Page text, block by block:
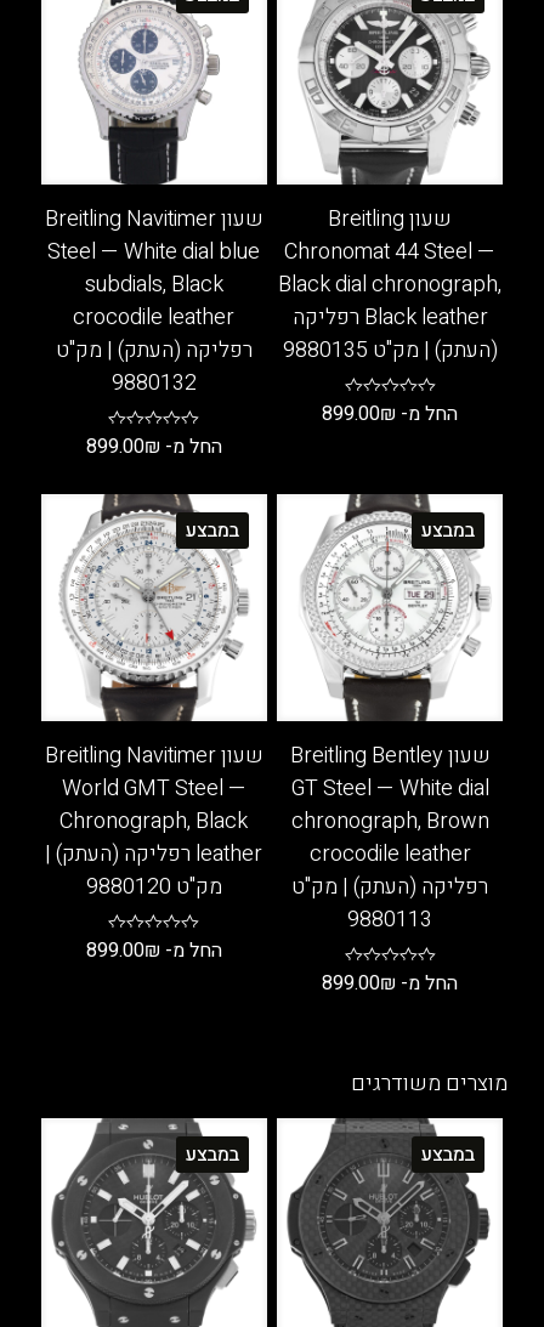
שעון Breitling
Chronomat 44 Steel —
Black dial chronograph,
Black leather רפליקה
(העתק) | מק"ט 9880135
החל מ- 899.00₪
יש
מספר
סוגים.
ניתן
לבחור
את
האפשרויות
בעמוד
המוצר
שעון Breitling Navitimer
Steel — White dial blue
subdials, Black
crocodile leather
רפליקה (העתק) | מק"ט
9880132
החל מ- 899.00₪
זה
יש
מספר
סוגים.
ניתן
לבחור
את
האפשרויות
בעמוד
המוצר
במבצע
שעון Breitling Bentley
GT Steel — White dial
chronograph, Brown
crocodile leather
רפליקה (העתק) | מק"ט
9880113
החל מ- 899.00₪
יש
סוגים.
ניתן
לבחור
את
האפשרויות
בעמוד
המוצר
במבצע
שעון Breitling Navitimer
World GMT Steel —
Chronograph, Black
leather רפליקה (העתק) |
מק"ט 9880120
החל מ- 899.00₪
ניתן
לבחור
את
האפשרויות
בעמוד
המוצר
מוצרים משודרגים
במבצע במבצע